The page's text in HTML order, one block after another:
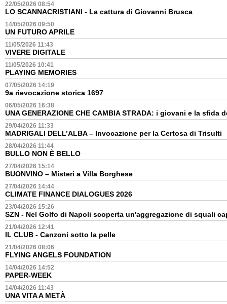
22/05/2026 08:54
LO SCANNACRISTIANI - La cattura di Giovanni Brusca
14/05/2026 09:50
UN FUTURO APRILE
11/05/2026 11:43
VIVERE DIGITALE
11/05/2026 10:41
PLAYING MEMORIES
07/05/2026 14:19
9a rievocazione storica 1697
06/05/2026 16:38
UNA GENERAZIONE CHE CAMBIA STRADA: i giovani e la sfida
29/04/2026 11:33
MADRIGALI DELL’ALBA – Invocazione per la Certosa di Trisulti
28/04/2026 11:44
BULLO NON È BELLO
27/04/2026 15:14
BUONVINO – Misteri a Villa Borghese
27/04/2026 14:44
CLIMATE FINANCE DIALOGUES 2026
23/04/2026 15:26
SZN - Nel Golfo di Napoli scoperta un'aggregazione di squali
21/04/2026 12:41
IL CLUB - Canzoni sotto la pelle
21/04/2026 08:06
FLYING ANGELS FOUNDATION
14/04/2026 14:52
PAPER-WEEK
14/04/2026 11:43
UNA VITA A METÀ